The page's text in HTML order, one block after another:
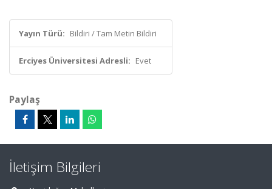
Yayın Türü: Bildiri / Tam Metin Bildiri
Erciyes Üniversitesi Adresli: Evet
Paylaş
İletişim Bilgileri